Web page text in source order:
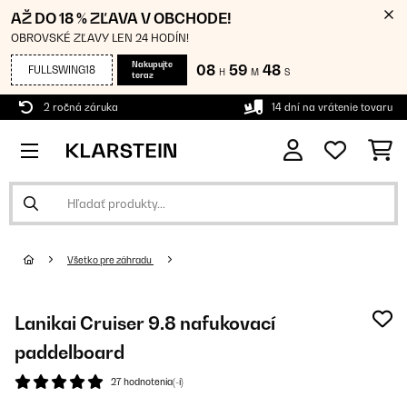
AŽ DO 18 % ZĽAVA V OBCHODE!
OBROVSKÉ ZĽAVY LEN 24 HODÍN!
FULLSWING18
Nakupujte
teraz
08 H 59 M 47 S
2 ročná záruka 14 dní na vrátenie tovaru
Všetko pre záhradu
Lanikai Cruiser 9.8 nafukovací
paddelboard
27 hodnotenia(-í)